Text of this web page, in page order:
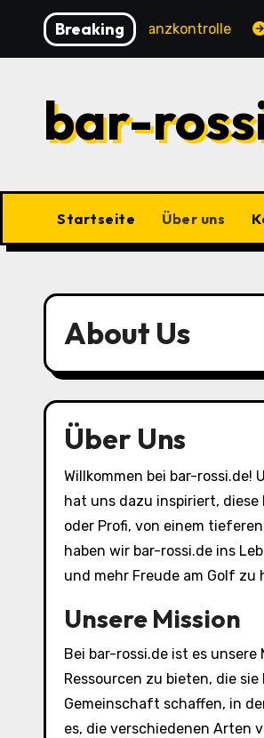
content
Breaking
Distanzkontrolle
bar-
Startseite Über uns
About Us
Über Uns
Willkommen bei bar-
hat uns dazu inspiriert,
oder Profi, von einem
haben wir bar-rossi.de ins
und mehr Freude am Golf zu
Unsere Mission
Bei bar-rossi.de ist es
Ressourcen zu bieten, die
Gemeinschaft schaffen, in
es, die verschiedenen Arten